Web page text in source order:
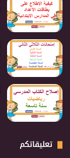
تعليقاتكم